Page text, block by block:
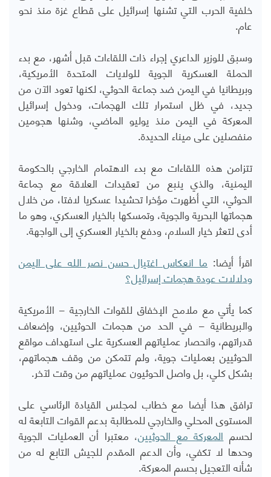
خلفية الحرب التي تشنها إسرائيل على قطاع غزة منذ نحو
عام.
وسبق للوزير الداعري إجراء ذات اللقاءات قبل أشهر، مع بدء
الحملة العسكرية الجوية للولايات المتحدة الأمريكية،
وبريطانيا في اليمن ضد جماعة الحوثي، لكنها تعود الآن من
جديد، في ظل استمرار تلك الهجمات، ودخول إسرائيل
المعركة في اليمن منذ يوليو الماضي، وشنها هجومين
منفصلين على ميناء الحديدة.
تتزامن هذه اللقاءات مع بدء الاهتمام الخارجي بالحكومة
اليمنية، والذي ينبع من تعقيدات العلاقة مع جماعة
الحوثي، التي أظهرت مؤخرا تحشيدا عسكريا لافتا، من خلال
هجماتها البحرية والجوية، وتمسكها بالخيار العسكري، وهو ما
أدى لتعثر خيار السلام، ودفع بالخيار العسكري إلى الواجهة.
اقرأ أيضا: ما انعكاس اغتيال حسن نصر الله على اليمن
ودلالات عودة هجمات إسرائيل؟
كما يأتي مع ملامح الإخفاق للقوات الخارجية – الأمريكية
والبريطانية – في الحد من هجمات الحوثيين، وإضعاف
قدراتهم، وانحصار عملياتهم العسكرية على استهداف مواقع
الحوثيين بعمليات جوية، ولم تتمكن من وقف هجماتهم،
بشكل كلي، بل واصل الحوثيون عملياتهم من وقت لآخر.
ترافق هذا أيضا مع خطاب لمجلس القيادة الرئاسي على
المستوى المحلي والخارجي للمطالبة بدعم القوات التابعة له
لحسم المعركة مع الحوثيين، معتبرا أن العمليات الجوية
وحدها لا تكفي، وأن الدعم المقدم للجيش التابع له من
شأنه التعجيل بحسم المعركة.